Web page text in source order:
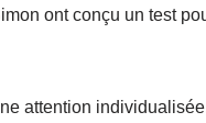
ont conçu un test
attention